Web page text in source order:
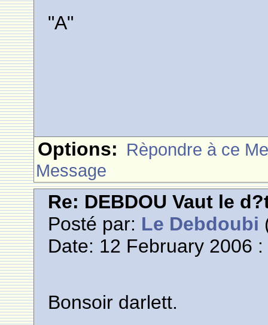
"A"
Options: Rèpondre à ce
Message
Re: DEBDOU Vaut le
Posté par: Le Debdoubi
Date: 12 February 2006
Bonsoir darlett.